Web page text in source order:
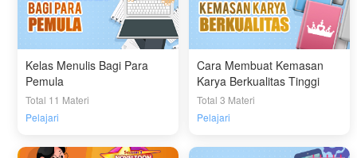
Kelas Menulis Bagi Para
Pemula
Total 11 Materi
Pelajari
Cara Membuat Kemasan
Karya Berkualitas Tinggi
Total 3 Materi
Pelajari